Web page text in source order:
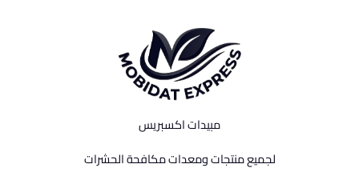
مبيدات اكسبريس
لجميع منتجات ومعدات مكافحة الحشرات